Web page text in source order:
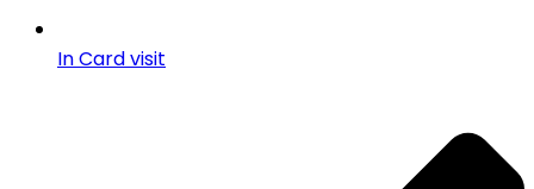
In Card visit